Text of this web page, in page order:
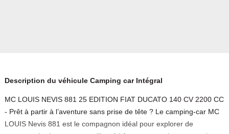
Description du véhicule Camping car Intégral
MC LOUIS NEVIS 881 25 EDITION FIAT DUCATO 140 CV 2200 CC
- Prêt à partir à l’aventure sans prise de tête ? Le camping-car MC
LOUIS Nevis 881 est le compagnon idéal pour explorer de